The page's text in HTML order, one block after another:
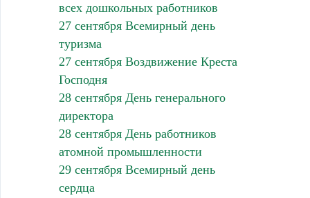
всех дошкольных работников
27 сентября Всемирный день
туризма
27 сентября Воздвижение Креста
Господня
28 сентября День генерального
директора
28 сентября День работников
атомной промышленности
29 сентября Всемирный день
сердца